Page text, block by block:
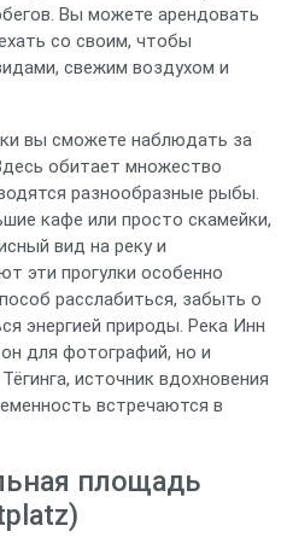
Вы можете арендовать
со своим, чтобы
свежим воздухом и
вы сможете наблюдать за
обитает множество
разнообразные рыбы.
кафе или просто скамейки,
вид на реку и
эти прогулки особенно
расслабиться, забыть о
энергией природы. Река Инн
для фотографий, но и
источник вдохновения
встречаются в
площадь